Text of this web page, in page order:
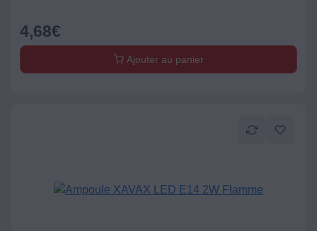
4,68€
Ajouter au panier